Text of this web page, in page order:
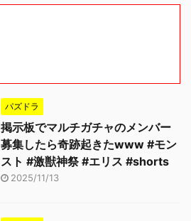
パズドラ
掲示板でマルチガチャのメンバー
募集したら奇跡起きたwww #モン
スト #激獣神祭 #エリス #shorts
2025/11/13